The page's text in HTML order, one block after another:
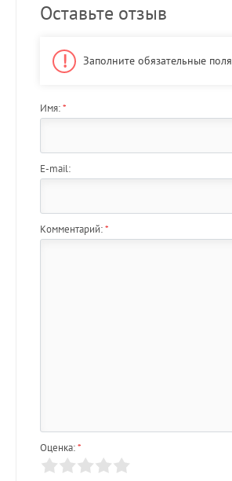
Оставьте отзыв
Заполните обязательные поля
Имя:*
E-mail:
Комментарий:*
Оценка:*